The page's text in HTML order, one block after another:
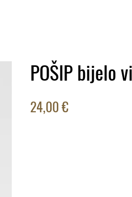
POŠIP bijelo
24,00 €Cijena